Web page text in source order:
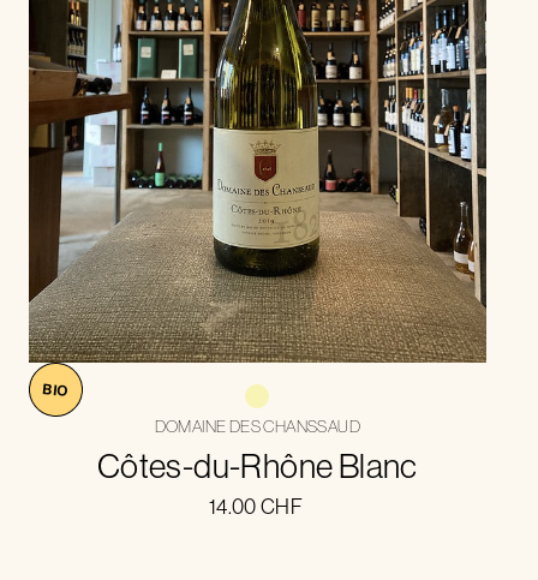
BIO
DOMAINE DES CHANSSAUD
Côtes-du-Rhône Blanc
14.00 CHF